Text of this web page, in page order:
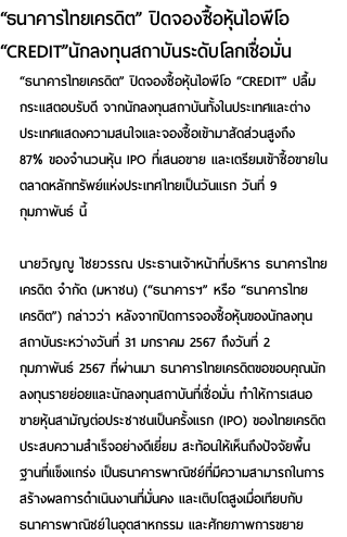
“ธนาคารไทยเครดิต” ปิดจองซื้อหุ้นไอพีโอ
“CREDIT”นักลงทุนสถาบันระดับโลกเชื่อมั่น
“ธนาคารไทยเครดิต” ปิดจองซื้อหุ้นไอพีโอ “CREDIT” ปลื้ม
กระแสตอบรับดี จากนักลงทุนสถาบันทั้งในประเทศและต่าง
ประเทศแสดงความสนใจและจองซื้อเข้ามาสัดส่วนสูงถึง
87% ของจำนวนหุ้น IPO ที่เสนอขาย และเตรียมเข้าซื้อขายใน
ตลาดหลักทรัพย์แห่งประเทศไทยเป็นวันแรก วันที่ 9
กุมภาพันธ์ นี้
นายวิญญู ไชยวรรณ ประธานเจ้าหน้าที่บริหาร ธนาคารไทย
เครดิต จำกัด (มหาชน) (“ธนาคารฯ” หรือ “ธนาคารไทย
เครดิต”) กล่าวว่า หลังจากปิดการจองซื้อหุ้นของนักลงทุน
สถาบันระหว่างวันที่ 31 มกราคม 2567 ถึงวันที่ 2
กุมภาพันธ์ 2567 ที่ผ่านมา ธนาคารไทยเครดิตขอขอบคุณนัก
ลงทุนรายย่อยและนักลงทุนสถาบันที่เชื่อมั่น ทำให้การเสนอ
ขายหุ้นสามัญต่อประชาชนเป็นครั้งแรก (IPO) ของไทยเครดิต
ประสบความสำเร็จอย่างดีเยี่ยม สะท้อนให้เห็นถึงปัจจัยพื้น
ฐานที่แข็งแกร่ง เป็นธนาคารพาณิชย์ที่มีความสามารถในการ
สร้างผลการดำเนินงานที่มั่นคง และเติบโตสูงเมื่อเทียบกับ
ธนาคารพาณิชย์ในอุตสาหกรรม และศักยภาพการขยาย